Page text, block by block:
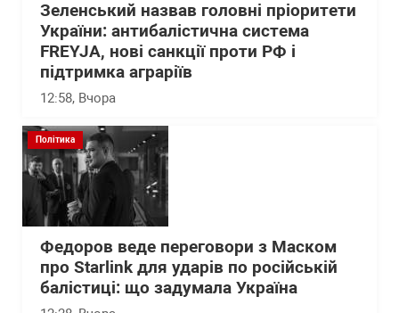
Зеленський назвав головні пріоритети
України: антибалістична система
FREYJA, нові санкції проти РФ і
підтримка аграріїв
12:58, Вчора
Політика
Федоров веде переговори з Маском
про Starlink для ударів по російській
балістиці: що задумала Україна